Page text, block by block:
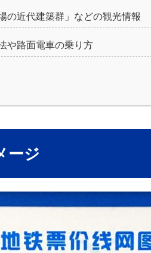
の近代建築群」などの観光情報
や路面電車の乗り方
ージ